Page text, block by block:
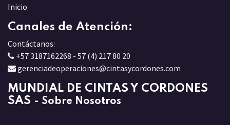
Inicio
Canales de Atención:
Contáctanos:
+57 3187162268 - 57 (4) 217 80 20
gerenciadeoperaciones@cintasycordones.com
MUNDIAL DE CINTAS Y CORDONES
SAS - Sobre Nosotros